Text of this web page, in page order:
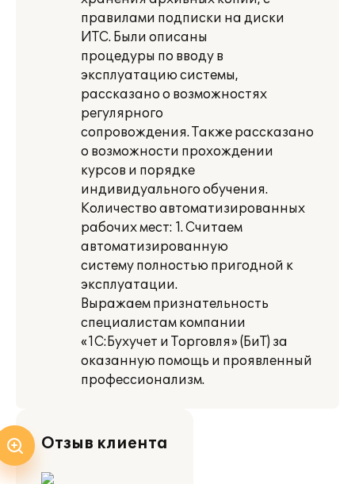
правилами подписки на диски
ИТС. Были описаны
процедуры по вводу в
эксплуатацию системы,
рассказано о возможностях
регулярного
сопровождения. Также рассказано
о возможности прохождении
курсов и порядке
индивидуального обучения.
Количество автоматизированных
рабочих мест: 1. Считаем
автоматизированную
систему полностью пригодной к
эксплуатации.
Выражаем признательность
специалистам компании
«1С:Бухучет и Торговля» (БиТ) за
оказанную помощь и проявленный
профессионализм.
Отзыв клиента